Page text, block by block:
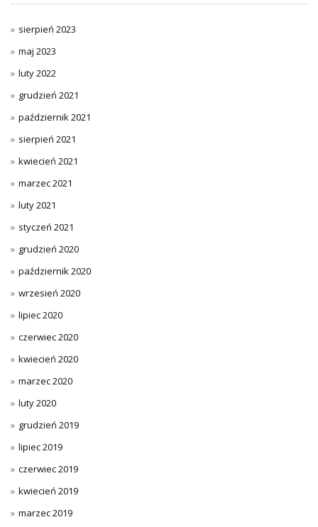
sierpień 2023
maj 2023
luty 2022
grudzień 2021
październik 2021
sierpień 2021
kwiecień 2021
marzec 2021
luty 2021
styczeń 2021
grudzień 2020
październik 2020
wrzesień 2020
lipiec 2020
czerwiec 2020
kwiecień 2020
marzec 2020
luty 2020
grudzień 2019
lipiec 2019
czerwiec 2019
kwiecień 2019
marzec 2019